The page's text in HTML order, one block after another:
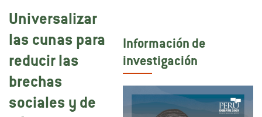
Universalizar
las cunas para
reducir las
brechas
sociales y de
Información de
investigación